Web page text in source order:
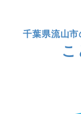
千葉県流山